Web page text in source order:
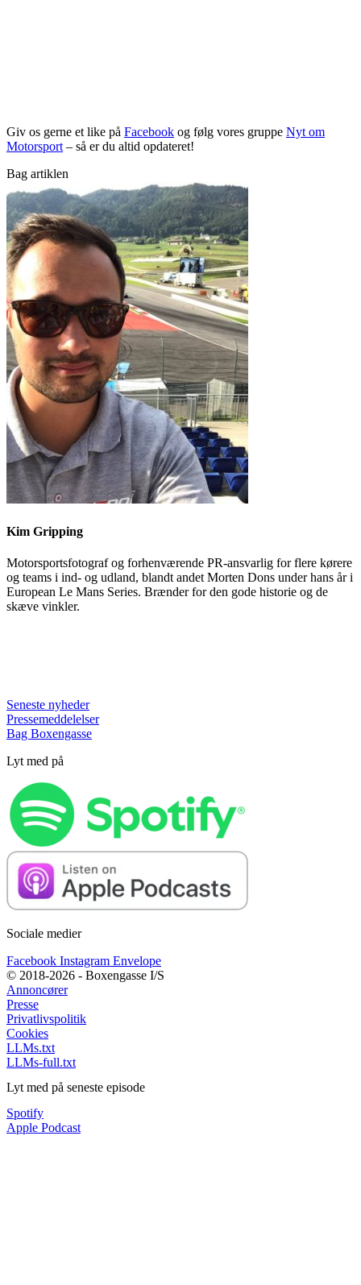
Giv os gerne et like på Facebook og følg vores gruppe Nyt om
Motorsport– så er du altid opdateret!
Bag artiklen
Kim Gripping
Motorsportsfotograf og forhenværende PR-ansvarlig for flere kørere
og teams i ind- og udland, blandt andet Morten Dons under hans år i
European Le Mans Series. Brænder for den gode historie og de
skæve vinkler.
Seneste nyheder
Pressemeddelelser
Bag Boxengasse
Lyt med på
Sociale medier
Facebook Instagram Envelope
© 2018-2026 - Boxengasse I/S
Annoncører
Presse
Privatlivspolitik
Cookies
LLMs.txt
LLMs-full.txt
Lyt med på seneste episode
Spotify
Apple Podcast